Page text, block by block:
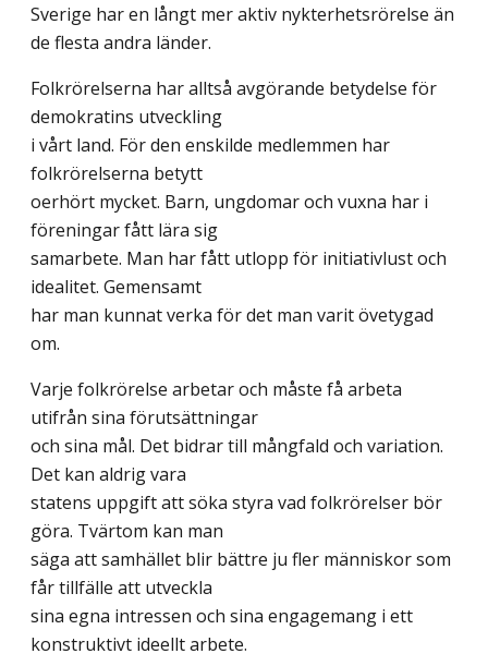
Sverige har en långt mer aktiv nykterhetsrörelse än
de flesta andra länder.
Folkrörelserna har alltså avgörande betydelse för
demokratins utveckling
i vårt land. För den enskilde medlemmen har
folkrörelserna betytt
oerhört mycket. Barn, ungdomar och vuxna har i
föreningar fått lära sig
samarbete. Man har fått utlopp för initiativlust och
idealitet. Gemensamt
har man kunnat verka för det man varit övetygad
om.
Varje folkrörelse arbetar och måste få arbeta
utifrån sina förutsättningar
och sina mål. Det bidrar till mångfald och variation.
Det kan aldrig vara
statens uppgift att söka styra vad folkrörelser bör
göra. Tvärtom kan man
säga att samhället blir bättre ju fler människor som
får tillfälle att utveckla
sina egna intressen och sina engagemang i ett
konstruktivt ideellt arbete.